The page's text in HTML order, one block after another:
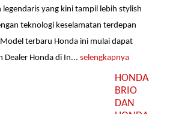
legendaris yang kini tampil lebih stylish
teknologi keselamatan terdepan
Model terbaru Honda ini mulai dapat
Dealer Honda di In...selengkapnya
HONDA
BRIO
DAN